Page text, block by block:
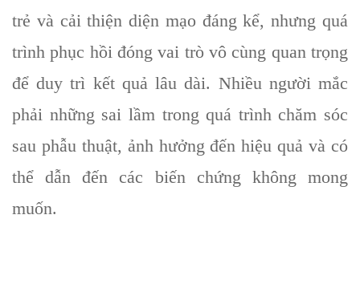
trẻ và cải thiện diện mạo đáng kể, nhưng quá
trình phục hồi đóng vai trò vô cùng quan trọng
để duy trì kết quả lâu dài. Nhiều người mắc
phải những sai lầm trong quá trình chăm sóc
sau phẫu thuật, ảnh hưởng đến hiệu quả và có
thể dẫn đến các biến chứng không mong
muốn.